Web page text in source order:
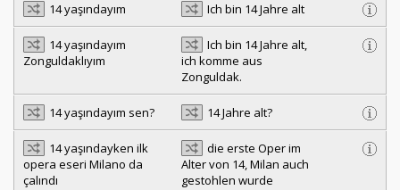
14 yaşındayım Ich bin 14 Jahre alt
14 yaşındayım
Zonguldaklıyım
Ich bin 14 Jahre alt,
ich komme aus
Zonguldak.
14 yaşındayım sen? 14 Jahre alt?
14 yaşındayken ilk
opera eseri Milano da
çalındı
die erste Oper im
Alter von 14, Milan auch
gestohlen wurde